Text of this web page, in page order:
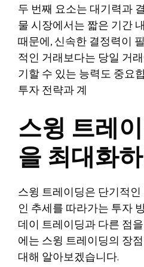
두 번째 요소는 대기력과
물 시장에서는 짧은 기간
때문에, 신속한 결정력이
적인 거래보다는 당일 거
기할 수 있는 능력도 중요
투자 전략과 계
스윙 트레
을 최대화
스윙 트레이딩은 단기적
인 추세를 따라가는 투자
데이 트레이딩과 다른 점
에는 스윙 트레이딩의 장
대해 알아보겠습니다.